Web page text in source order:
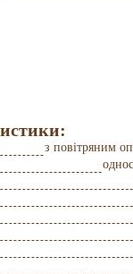
з повітряним